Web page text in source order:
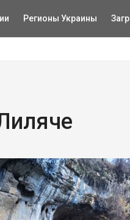
Регионы Украины